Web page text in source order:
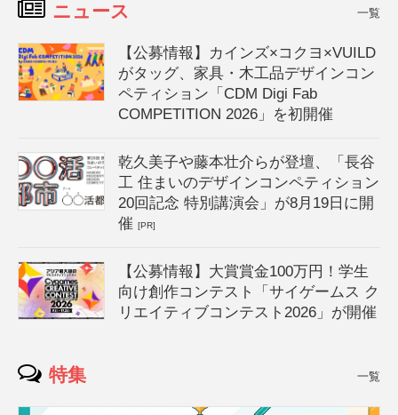
ニュース 一覧
【公募情報】カインズ×コクヨ×VUILD
がタッグ、家具・木工品デザインコン
ペティション「CDM Digi Fab
COMPETITION 2026」を初開催
乾久美子や藤本壮介らが登壇、「長谷
工 住まいのデザインコンペティション
20回記念 特別講演会」が8月19日に開
催[PR]
【公募情報】大賞賞金100万円！学生
向け創作コンテスト「サイゲームス ク
リエイティブコンテスト2026」が開催
特集 一覧